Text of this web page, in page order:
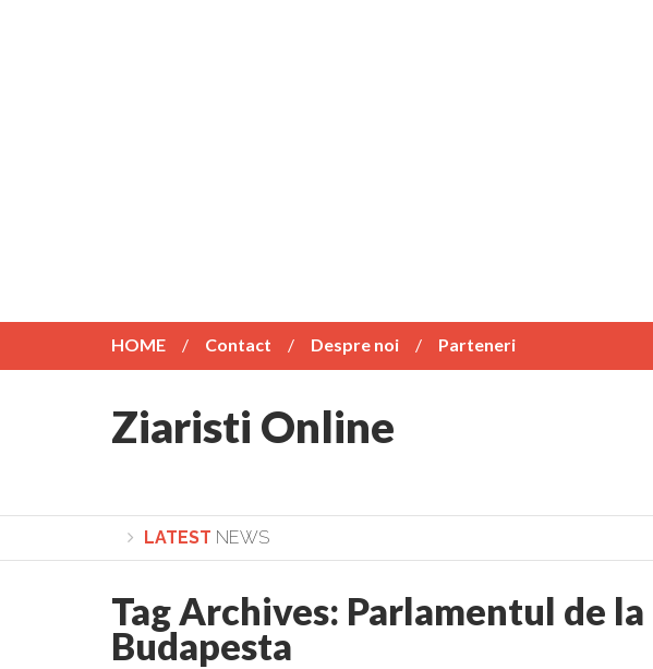
HOME Contact Despre noi Parteneri
Ziaristi Online
LATEST NEWS
Lepădarea de sine și urmarea lui Hristos. Calea spre desăvârșire.
Tag Archives: Parlamentul de la
Budapesta